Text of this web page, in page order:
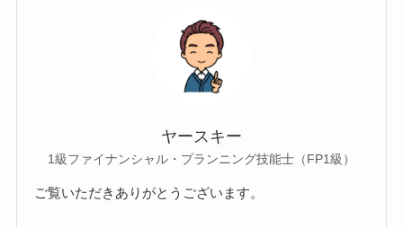
ヤースキー
1級ファイナンシャル・プランニング技能士（FP1級）
ご覧いただきありがとうございます。